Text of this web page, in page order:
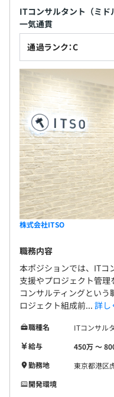
ITコンサルタント（ミ
一気通貫
通過ランク：C
株式会社ITSO
職務内容
本ポジションでは、ITコ
支援やプロジェクト管
コンサルティングとい
ロジェクト組成前... 詳し
職種名
ITコンサル
給与
450万 〜
勤務地
東京都港区
開発環境